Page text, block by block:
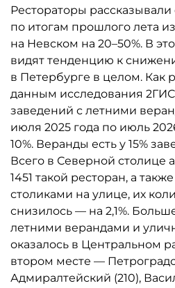
Рестораторы
по итогам прошлого лета
на Невском на 20–50%. В
видят тенденцию к
в Петербурге в целом. Как
данным исследования
заведений с летними
июля 2025 года по июль
10%. Веранды есть у 15%
Всего в Северной столице
1451 такой ресторан, а
столиками на улице, их
снизилось — на 2,1%.
летними верандами и
оказалось в Центральном
втором месте —
Адмиралтейский (210),